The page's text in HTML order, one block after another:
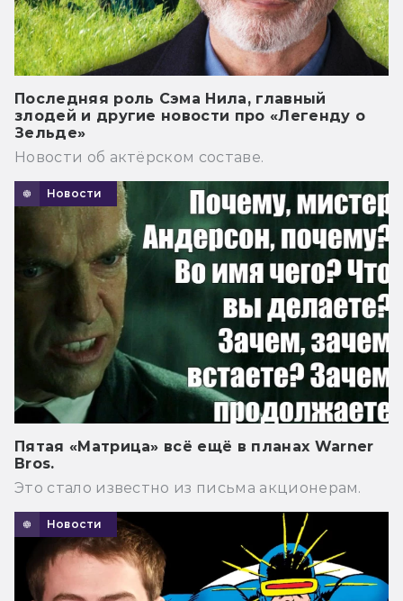
Последняя роль Сэма Нила, главный
злодей и другие новости про «Легенду о
Зельде»
Новости об актёрском составе.
Новости
Пятая «Матрица» всё ещё в планах Warner
Bros.
Это стало известно из письма акционерам.
Новости